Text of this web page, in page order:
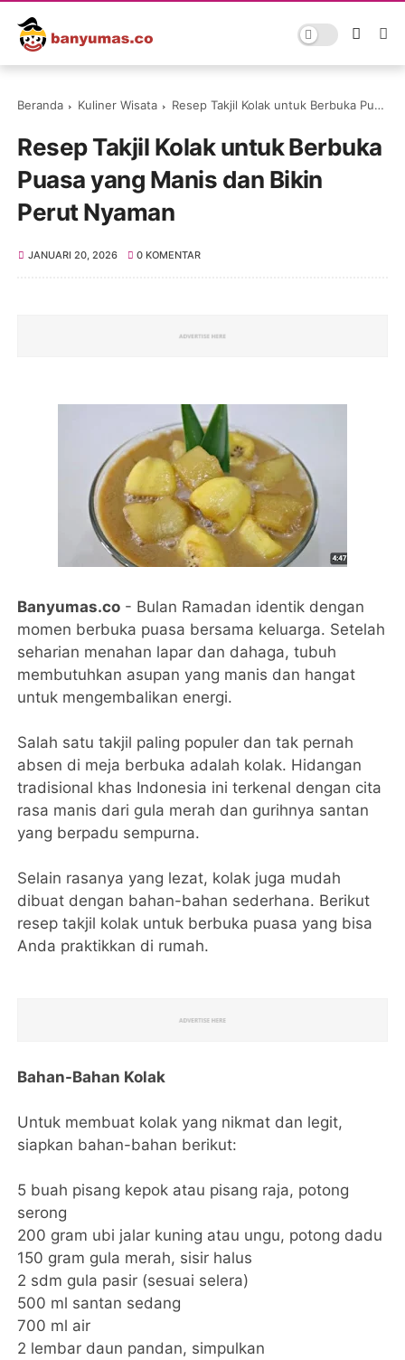
Beranda Kuliner Wisata Resep Takjil Kolak untuk Berbuka Puasa yang Manis dan Bikin Perut Nyaman
Resep Takjil Kolak untuk Berbuka
Puasa yang Manis dan Bikin
Perut Nyaman
JANUARI 20, 2026 0 KOMENTAR
Banyumas.co - Bulan Ramadan identik dengan
momen berbuka puasa bersama keluarga. Setelah
seharian menahan lapar dan dahaga, tubuh
membutuhkan asupan yang manis dan hangat
untuk mengembalikan energi.
Salah satu takjil paling populer dan tak pernah
absen di meja berbuka adalah kolak. Hidangan
tradisional khas Indonesia ini terkenal dengan cita
rasa manis dari gula merah dan gurihnya santan
yang berpadu sempurna.
Selain rasanya yang lezat, kolak juga mudah
dibuat dengan bahan-bahan sederhana. Berikut
resep takjil kolak untuk berbuka puasa yang bisa
Anda praktikkan di rumah.
Bahan-Bahan Kolak
Untuk membuat kolak yang nikmat dan legit,
siapkan bahan-bahan berikut:
5 buah pisang kepok atau pisang raja, potong
serong
200 gram ubi jalar kuning atau ungu, potong dadu
150 gram gula merah, sisir halus
2 sdm gula pasir (sesuai selera)
500 ml santan sedang
700 ml air
2 lembar daun pandan, simpulkan